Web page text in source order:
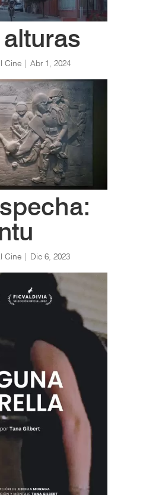
Cine| Abr 1, 2024
Cine| Dic 6, 2023